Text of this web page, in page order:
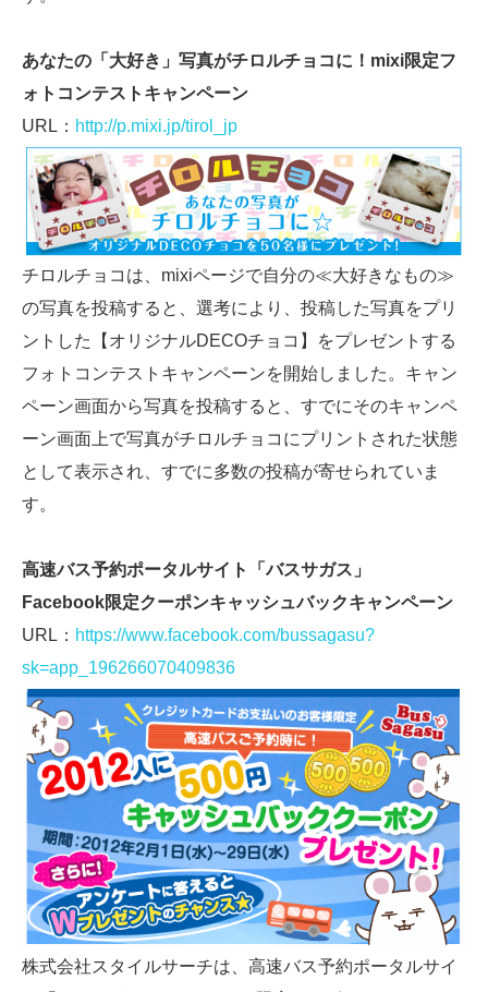
あなたの「大好き」写真がチロルチョコに！mixi限定フ
ォトコンテストキャンペーン
URL： http://p.mixi.jp/tirol_jp
チロルチョコは、mixiページで自分の≪大好きなもの≫
の写真を投稿すると、選考により、投稿した写真をプリ
ントした【オリジナルDECOチョコ】をプレゼントする
フォトコンテストキャンペーンを開始しました。キャン
ペーン画面から写真を投稿すると、すでにそのキャンペ
ーン画面上で写真がチロルチョコにプリントされた状態
として表示され、すでに多数の投稿が寄せられていま
す。
高速バス予約ポータルサイト「バスサガス」
Facebook限定クーポンキャッシュバックキャンペーン
URL： https://www.facebook.com/bussagasu?
sk=app_196266070409836
株式会社スタイルサーチは、高速バス予約ポータルサイ